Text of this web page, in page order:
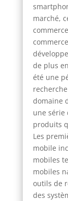
marché,
de plus
été une
domaine
une série
produits
Les
mobile
mobiles
mobiles
outils de
des